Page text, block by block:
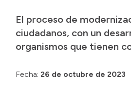
El proceso de
ciudadanos, con un
organismos que tienen
Fecha: 26 de octubre de 2023